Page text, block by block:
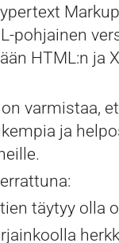
pohjainen
HTML:n ja
varmistaa,
ja
täytyy olla